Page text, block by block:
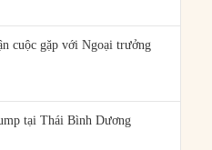
cuộc gặp với Ngoại trưởng
tại Thái Bình Dương